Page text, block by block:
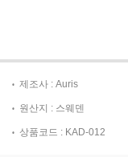
제조사 : Auris
원산지 : 스웨덴
상품코드 : KAD-012